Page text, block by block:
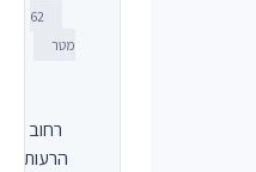
62
מטר
רחוב
הרעות